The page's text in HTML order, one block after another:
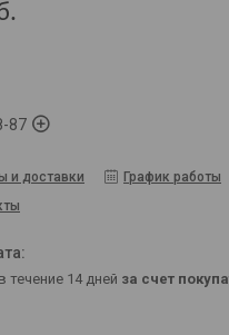
87
и доставки
График работы
течение 14 дней за счет